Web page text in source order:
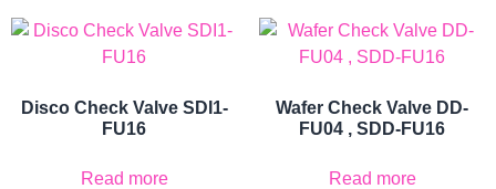
Disco Check Valve SDI1-
FU16
Read more
Wafer Check Valve DD-
FU04 , SDD-FU16
Read more